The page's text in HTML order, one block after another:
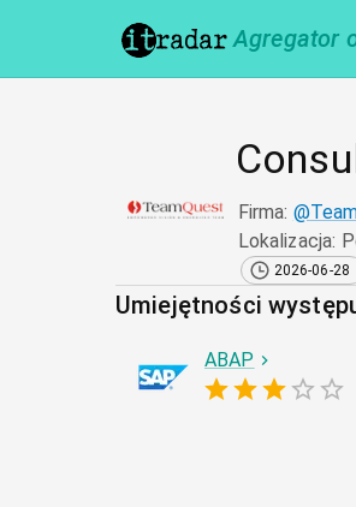
Agregator
Firma: @
Lokalizacja:
2026-06-28
Umiejętności
ABAP